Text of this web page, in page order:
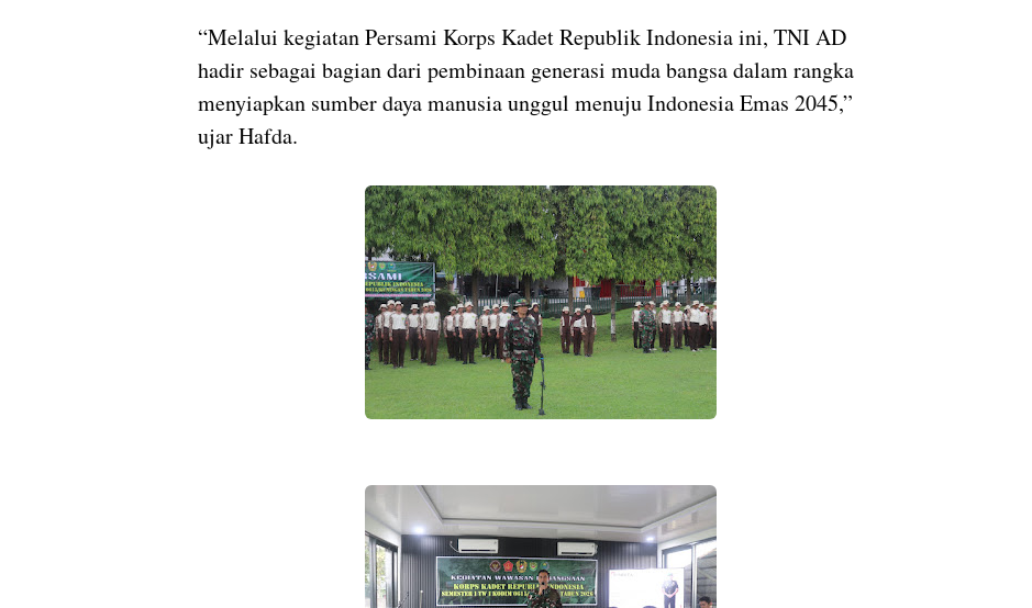
“Melalui kegiatan Persami Korps Kadet Republik Indonesia ini, TNI AD
hadir sebagai bagian dari pembinaan generasi muda bangsa dalam rangka
menyiapkan sumber daya manusia unggul menuju Indonesia Emas 2045,”
ujar Hafda.